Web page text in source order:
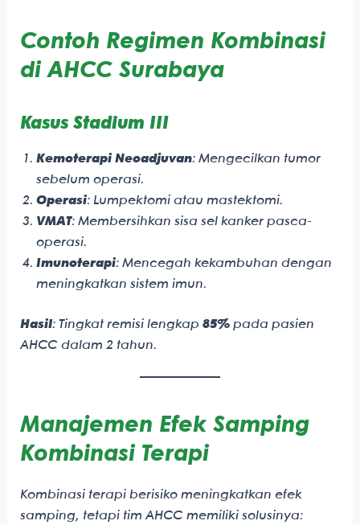
Contoh Regimen Kombinasi
di AHCC Surabaya
Kasus Stadium III
Kemoterapi Neoadjuvan: Mengecilkan tumor
sebelum operasi.
Operasi: Lumpektomi atau mastektomi.
VMAT: Membersihkan sisa sel kanker pasca-
operasi.
Imunoterapi: Mencegah kekambuhan dengan
meningkatkan sistem imun.
Hasil: Tingkat remisi lengkap 85%pada pasien
AHCC dalam 2 tahun.
Manajemen Efek Samping
Kombinasi Terapi
Kombinasi terapi berisiko meningkatkan efek
samping, tetapi tim AHCC memiliki solusinya: